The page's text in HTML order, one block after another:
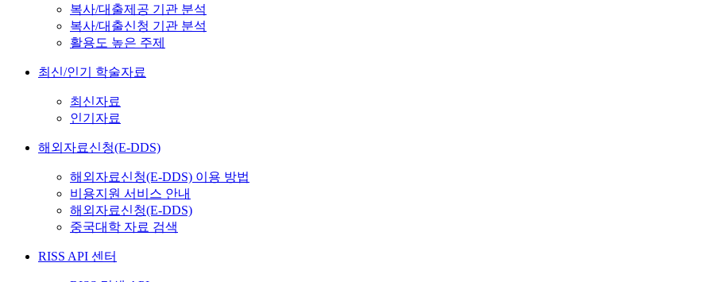
복사/대출제공 기관 분석
복사/대출신청 기관 분석
활용도 높은 주제
최신/인기 학술자료
최신자료
인기자료
해외자료신청(E-DDS)
해외자료신청(E-DDS) 이용 방법
비용지원 서비스 안내
해외자료신청(E-DDS)
중국대학 자료 검색
RISS API 센터